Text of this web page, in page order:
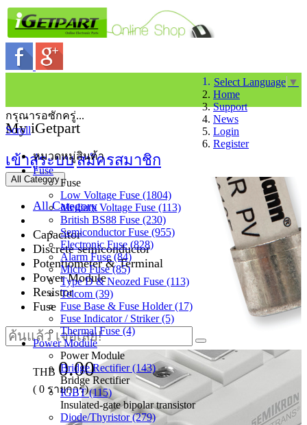
Select Language ▼
Home
Support
News
Login
Register
My iGetpart
เข้าสู่ระบบสมัครสมาชิก
All Category
All Category
Capacitor
Discrete semiconductor
Potentiometer & Terminal
Power Module
Resistor
Fuse
THB 0.00
( 0 รายการ)
กรุณารอซักครู่...
Scroll
หมวดหมู่สินค้า
Fuse
Fuse
Low Voltage Fuse (1804)
Medium Voltage Fuse (113)
British BS88 Fuse (230)
Semiconductor Fuse (955)
Electronic Fuse (828)
Alarm Fuse (84)
Micro Fuse (85)
Type D & Neozed Fuse (113)
Telcom (39)
Fuse Base & Fuse Holder (17)
Fuse Indicator / Striker (5)
Thermal Fuse (4)
Power Module
Power Module
Bridge Rectifier (143)
Bridge Rectifier
IGBT (115)
Insulated-gate bipolar transistor
Diode/Thyristor (279)